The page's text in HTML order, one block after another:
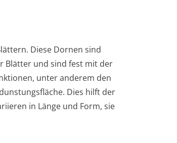
Diese Dornen sind
Blätter und sind fest mit der
unter anderem den
Dies hilft der
in Länge und Form, sie